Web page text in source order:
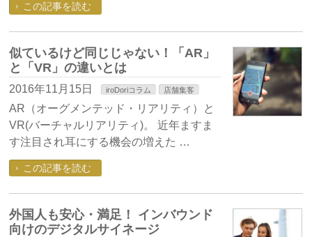
この記事を読む
似ているけど同じじゃない！「AR」
と「VR」の違いとは
2016年11月15日 iroDoriコラム 店舗集客
AR（オーグメンテッド・リアリティ）と
VR(バーチャルリアリティ)。 近年ますま
す注目され耳にする機会の増えた …
この記事を読む
外国人も安心・満足！ インバウンド
向けのデジタルサイネージ